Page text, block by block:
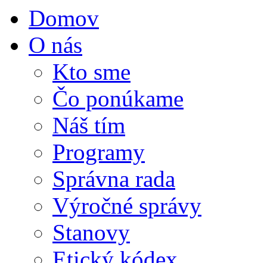
Domov
O nás
Kto sme
Čo ponúkame
Náš tím
Programy
Správna rada
Výročné správy
Stanovy